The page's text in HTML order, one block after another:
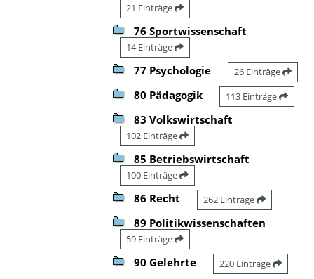
21 Einträge
76 Sportwissenschaft
14 Einträge
77 Psychologie 26 Einträge
80 Pädagogik 113 Einträge
83 Volkswirtschaft
102 Einträge
85 Betriebswirtschaft
100 Einträge
86 Recht 262 Einträge
89 Politikwissenschaften
59 Einträge
90 Gelehrte 220 Einträge